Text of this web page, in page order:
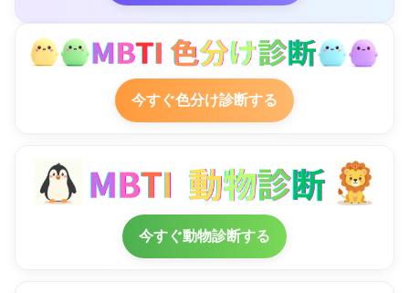
今すぐ色分け診断する
今すぐ動物診断する